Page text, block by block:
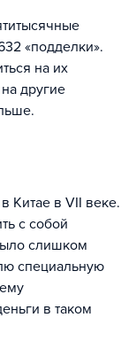
«подделки».
на их
другие
Китае в VII веке.
с собой
слишком
специальную
в таком